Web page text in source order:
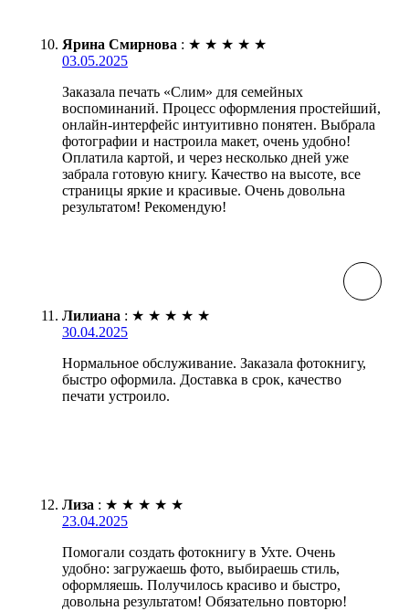
Ярина Смирнова : ★ ★ ★ ★ ★
03.05.2025
Заказала печать «Слим» для семейных
воспоминаний. Процесс оформления простейший,
онлайн-интерфейс интуитивно понятен. Выбрала
фотографии и настроила макет, очень удобно!
Оплатила картой, и через несколько дней уже
забрала готовую книгу. Качество на высоте, все
страницы яркие и красивые. Очень довольна
результатом! Рекомендую!
Лилиана : ★ ★ ★ ★ ★
30.04.2025
Нормальное обслуживание. Заказала фотокнигу,
быстро оформила. Доставка в срок, качество
печати устроило.
Лиза : ★ ★ ★ ★ ★
23.04.2025
Помогали создать фотокнигу в Ухте. Очень
удобно: загружаешь фото, выбираешь стиль,
оформляешь. Получилось красиво и быстро,
довольна результатом! Обязательно повторю!